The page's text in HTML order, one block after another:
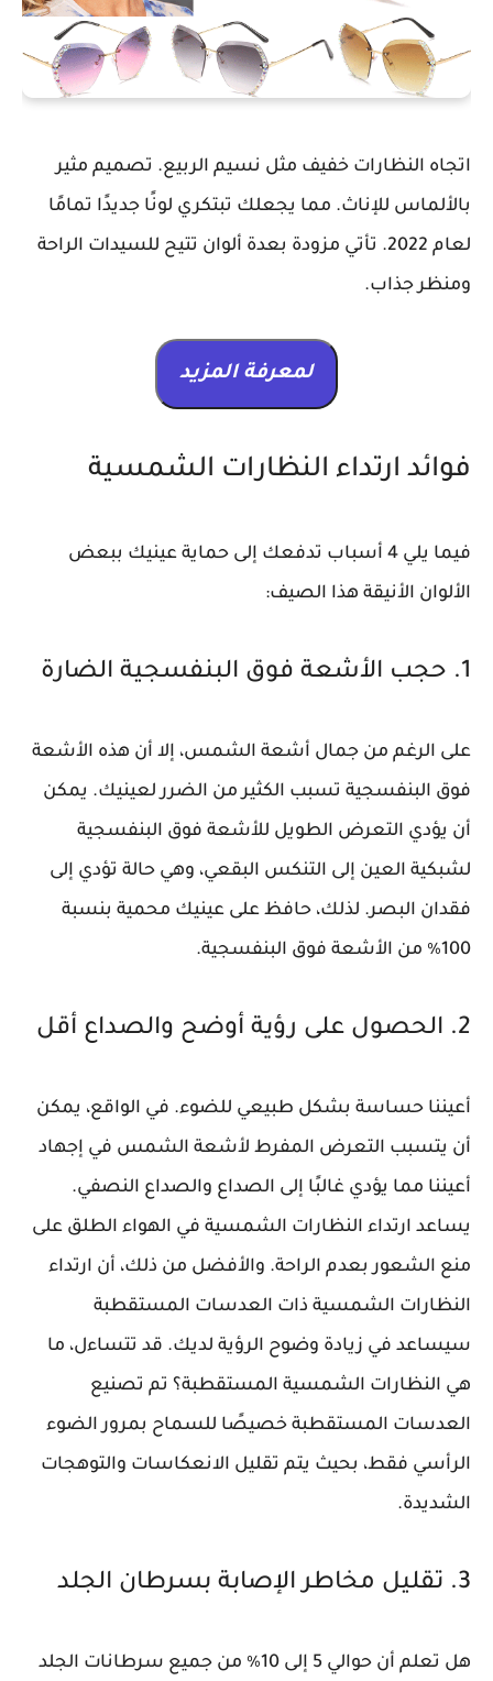
اتجاه النظارات خفيف مثل نسيم الربيع. تصميم مثير
بالألماس للإناث. مما يجعلك تبتكري لونًا جديدًا تمامًا
لعام 2022. تأتي مزودة بعدة ألوان تتيح للسيدات الراحة
ومنظر جذاب.
لمعرفة المزيد
فوائد ارتداء النظارات الشمسية
فيما يلي 4 أسباب تدفعك إلى حماية عينيك ببعض
الألوان الأنيقة هذا الصيف:
1. حجب الأشعة فوق البنفسجية الضارة
على الرغم من جمال أشعة الشمس، إلا أن هذه الأشعة
فوق البنفسجية تسبب الكثير من الضرر لعينيك. يمكن
أن يؤدي التعرض الطويل للأشعة فوق البنفسجية
لشبكية العين إلى التنكس البقعي، وهي حالة تؤدي إلى
فقدان البصر. لذلك، حافظ على عينيك محمية بنسبة
100٪ من الأشعة فوق البنفسجية.
2. الحصول على رؤية أوضح والصداع أقل
أعيننا حساسة بشكل طبيعي للضوء. في الواقع، يمكن
أن يتسبب التعرض المفرط لأشعة الشمس في إجهاد
أعيننا مما يؤدي غالبًا إلى الصداع والصداع النصفي.
يساعد ارتداء النظارات الشمسية في الهواء الطلق على
منع الشعور بعدم الراحة. والأفضل من ذلك، أن ارتداء
النظارات الشمسية ذات العدسات المستقطبة
سيساعد في زيادة وضوح الرؤية لديك. قد تتساءل، ما
هي النظارات الشمسية المستقطبة؟ تم تصنيع
العدسات المستقطبة خصيصًا للسماح بمرور الضوء
الرأسي فقط، بحيث يتم تقليل الانعكاسات والتوهجات
الشديدة.
3. تقليل مخاطر الإصابة بسرطان الجلد
هل تعلم أن حوالي 5 إلى 10٪ من جميع سرطانات الجلد